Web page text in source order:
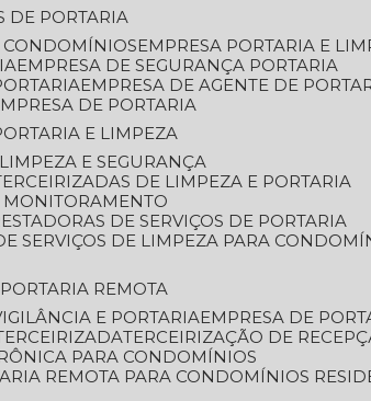
DE PORTARIA
CONDOMÍNIOS
EMPRESA PORTARIA E
EMPRESA DE SEGURANÇA PORTARIA
EMPRESA DE AGENTE DE
EMPRESA DE PORTARIA
E LIMPEZA
LIMPEZA E SEGURANÇA
DE LIMPEZA E PORTARIA
MONITORAMENTO
DE SERVIÇOS DE PORTARIA
SERVIÇOS DE LIMPEZA PARA
PORTARIA REMOTA
E PORTARIA
EMPRESA DE
TERCEIRIZAÇÃO DE
PARA CONDOMÍNIOS
REMOTA PARA CONDOMÍNIOS